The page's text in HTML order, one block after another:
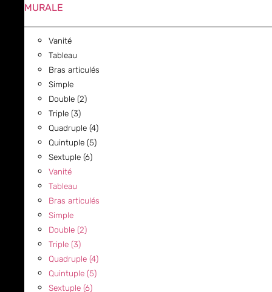
MURALE
Vanité
Tableau
Bras articulés
Simple
Double (2)
Triple (3)
Quadruple (4)
Quintuple (5)
Sextuple (6)
Vanité
Tableau
Bras articulés
Simple
Double (2)
Triple (3)
Quadruple (4)
Quintuple (5)
Sextuple (6)